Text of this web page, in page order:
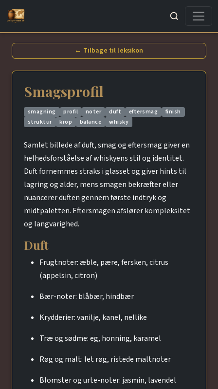
Søg
← Tilbage til leksikon
Smagsprofil
smagning profil noter duft eftersmag
finish
struktur
krop balance whisky
Samlet billede af duft, smag og eftersmag giver en
helhedsforståelse af whiskyens stil og identitet.
Duft fornemmes straks i glasset og giver hints til
lagring og alder, mens smagen bekræfter eller
nuancerer duften gennem første indtryk og
midtpaletten. Eftersmagen afslører kompleksitet
og langvarighed.
Duft
Frugtnoter: æble, pære, fersken, citrus
(appelsin, citron)
Bær-noter: blåbær, hindbær
Krydderier: vanilje, kanel, nellike
Træ og sødme: eg, honning, karamel
Røg og malt: let røg, ristede maltnoter
Blomster og urte-noter: jasmin, lavendel